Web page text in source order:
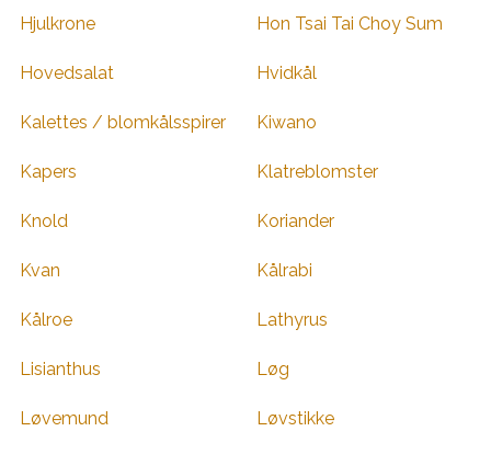
Hjulkrone Hon Tsai Tai Choy Sum
Hovedsalat Hvidkål
Kalettes / blomkålsspirer Kiwano
Kapers Klatreblomster
Knold Koriander
Kvan Kålrabi
Kålroe Lathyrus
Lisianthus Løg
Løvemund Løvstikke